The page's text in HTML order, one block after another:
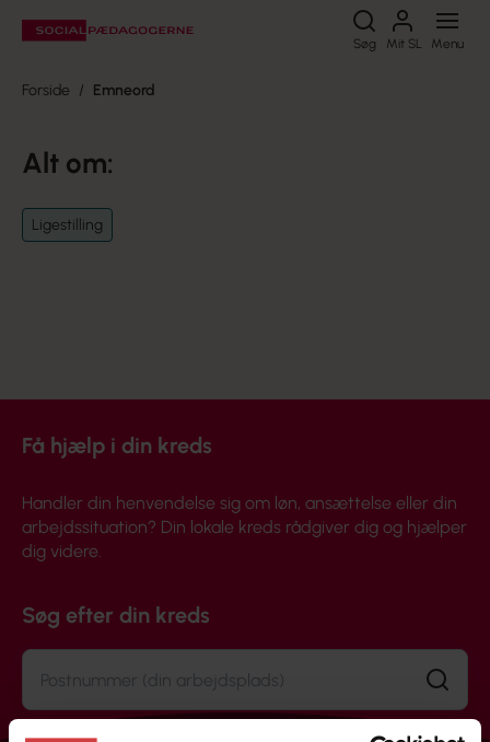
Søg Mit SL Menu
Søg
Forside Emneord
Alt om:
Ligestilling
Få hjælp i din kreds
Handler din henvendelse sig om løn, ansættelse eller din
arbejdssituation? Din lokale kreds rådgiver dig og hjælper
dig videre.
Søg efter din kreds
Søg